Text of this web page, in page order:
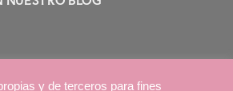
PIELES GRASAS TENDENCIA
y de terceros para fines